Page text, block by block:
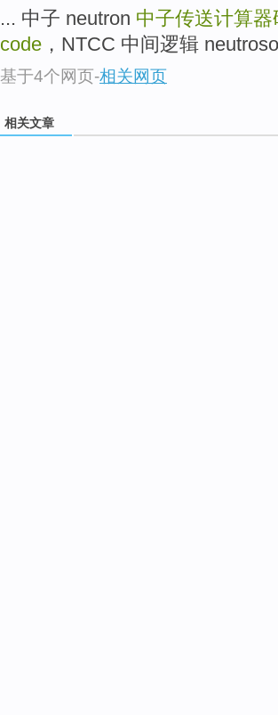
... 中子 neutron 中子传送计算
code ，NTCC 中间逻辑
基于4个网页-相关网页
相关文章